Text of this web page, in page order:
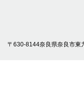
〒630-8144奈良県奈良市